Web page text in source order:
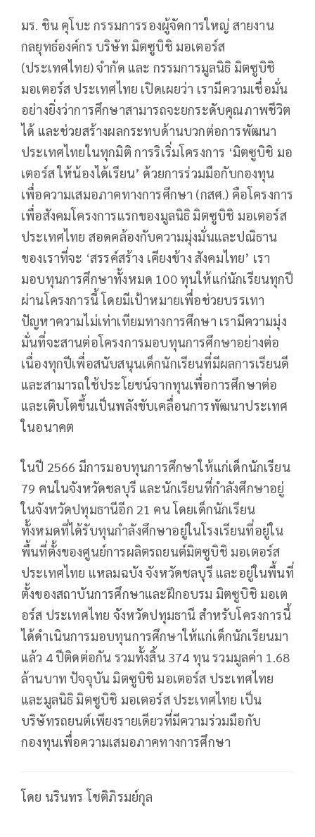
มร. ชิน คุโบะ กรรมการรองผู้จัดการใหญ่ สายงาน
กลยุทธ์องค์กร บริษัท มิตซูบิชิ มอเตอร์ส
(ประเทศไทย) จำกัด และ กรรมการมูลนิธิ มิตซูบิชิ
มอเตอร์ส ประเทศไทย เปิดเผยว่า เรามีความเชื่อมั่น
อย่างยิ่งว่าการศึกษาสามารถจะยกระดับคุณภาพชีวิต
ได้ และช่วยสร้างผลกระทบด้านบวกต่อการพัฒนา
ประเทศไทยในทุกมิติ การริเริ่มโครงการ ‘มิตซูบิชิ มอ
เตอร์ส ให้น้องได้เรียน’ ด้วยการร่วมมือกับกองทุน
เพื่อความเสมอภาคทางการศึกษา (กสศ.) คือโครงการ
เพื่อสังคมโครงการแรกของมูลนิธิ มิตซูบิชิ มอเตอร์ส
ประเทศไทย สอดคล้องกับความมุ่งมั่นและปณิธาน
ของเราที่จะ ‘สรรค์สร้าง เคียงข้าง สังคมไทย’ เรา
มอบทุนการศึกษาทั้งหมด 100 ทุนให้แก่นักเรียนทุกปี
ผ่านโครงการนี้ โดยมีเป้าหมายเพื่อช่วยบรรเทา
ปัญหาความไม่เท่าเทียมทางการศึกษา เรามีความมุ่ง
มั่นที่จะสานต่อโครงการมอบทุนการศึกษาอย่างต่อ
เนื่องทุกปีเพื่อสนับสนุนเด็กนักเรียนที่มีผลการเรียนดี
และสามารถใช้ประโยชน์จากทุนเพื่อการศึกษาต่อ
และเติบโตขึ้นเป็นพลังขับเคลื่อนการพัฒนาประเทศ
ในอนาคต
ในปี 2566 มีการมอบทุนการศึกษาให้แก่เด็กนักเรียน
79 คนในจังหวัดชลบุรี และนักเรียนที่กำลังศึกษาอยู่
ในจังหวัดปทุมธานีอีก 21 คน โดยเด็กนักเรียน
ทั้งหมดที่ได้รับทุนกำลังศึกษาอยู่ในโรงเรียนที่อยู่ใน
พื้นที่ตั้งของศูนย์การผลิตรถยนต์มิตซูบิชิ มอเตอร์ส
ประเทศไทย แหลมฉบัง จังหวัดชลบุรี และอยู่ในพื้นที่
ตั้งของสถาบันการศึกษาและฝึกอบรม มิตซูบิชิ มอเต
อร์ส ประเทศไทย จังหวัดปทุมธานี สำหรับโครงการนี้
ได้ดำเนินการมอบทุนการศึกษาให้แก่เด็กนักเรียนมา
แล้ว 4 ปีติดต่อกัน รวมทั้งสิ้น 374 ทุน รวมมูลค่า 1.68
ล้านบาท ปัจจุบัน มิตซูบิชิ มอเตอร์ส ประเทศไทย
และมูลนิธิ มิตซูบิชิ มอเตอร์ส ประเทศไทย เป็น
บริษัทรถยนต์เพียงรายเดียวที่มีความร่วมมือกับ
กองทุนเพื่อความเสมอภาคทางการศึกษา
โดย นรินทร โชติภิรมย์กุล